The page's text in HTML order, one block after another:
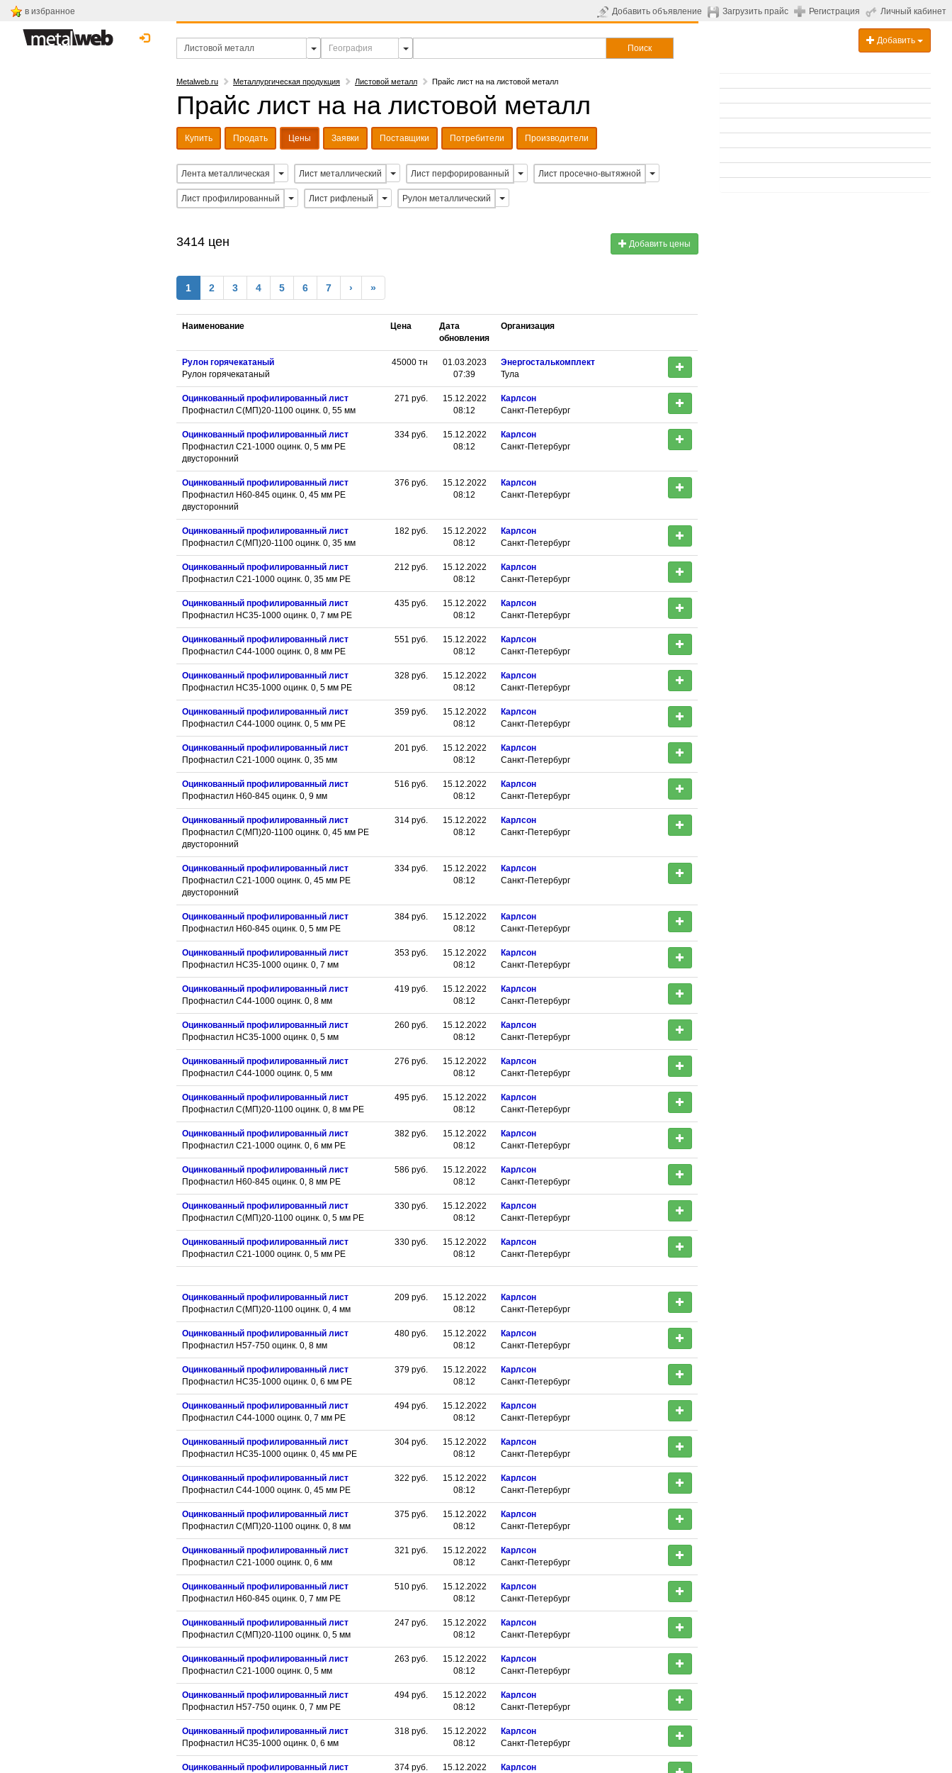
в избранное Добавить объявление Загрузить прайс Регистрация Личный кабинет
Поиск
Добавить
Metalweb.ru Металлургическая продукция Листовой металл Прайс лист на на листовой металл
Прайс лист на на листовой металл
Купить Продать Цены Заявки Поставщики Потребители Производители
Лента металлическая Лист металлический Лист перфорированный Лист просечно-вытяжной
Лист профилированный Лист рифленый Рулон металлический
3414 цен Добавить цены
1 2 3 4 5 6 7 › »
Наименование Цена
Дата
обновления
Организация
Рулон горячекатаный
Рулон горячекатаный
45000 тн
01.03.2023
07:39
Энергосталькомплект
Тула
Оцинкованный профилированный лист
Профнастил С(МП)20-1100 оцинк. 0, 55 мм
271 руб.
15.12.2022
08:12
Карлсон
Санкт-Петербург
Оцинкованный профилированный лист
Профнастил С21-1000 оцинк. 0, 5 мм РЕ
двусторонний
334 руб.
15.12.2022
08:12
Карлсон
Санкт-Петербург
Оцинкованный профилированный лист
Профнастил Н60-845 оцинк. 0, 45 мм РЕ
двусторонний
376 руб.
15.12.2022
08:12
Карлсон
Санкт-Петербург
Оцинкованный профилированный лист
Профнастил С(МП)20-1100 оцинк. 0, 35 мм
182 руб.
15.12.2022
08:12
Карлсон
Санкт-Петербург
Оцинкованный профилированный лист
Профнастил С21-1000 оцинк. 0, 35 мм РЕ
212 руб.
15.12.2022
08:12
Карлсон
Санкт-Петербург
Оцинкованный профилированный лист
Профнастил НС35-1000 оцинк. 0, 7 мм РЕ
435 руб.
15.12.2022
08:12
Карлсон
Санкт-Петербург
Оцинкованный профилированный лист
Профнастил С44-1000 оцинк. 0, 8 мм РЕ
551 руб.
15.12.2022
08:12
Карлсон
Санкт-Петербург
Оцинкованный профилированный лист
Профнастил НС35-1000 оцинк. 0, 5 мм РЕ
328 руб.
15.12.2022
08:12
Карлсон
Санкт-Петербург
Оцинкованный профилированный лист
Профнастил С44-1000 оцинк. 0, 5 мм РЕ
359 руб.
15.12.2022
08:12
Карлсон
Санкт-Петербург
Оцинкованный профилированный лист
Профнастил С21-1000 оцинк. 0, 35 мм
201 руб.
15.12.2022
08:12
Карлсон
Санкт-Петербург
Оцинкованный профилированный лист
Профнастил Н60-845 оцинк. 0, 9 мм
516 руб.
15.12.2022
08:12
Карлсон
Санкт-Петербург
Оцинкованный профилированный лист
Профнастил С(МП)20-1100 оцинк. 0, 45 мм РЕ
двусторонний
314 руб.
15.12.2022
08:12
Карлсон
Санкт-Петербург
Оцинкованный профилированный лист
Профнастил С21-1000 оцинк. 0, 45 мм РЕ
двусторонний
334 руб.
15.12.2022
08:12
Карлсон
Санкт-Петербург
Оцинкованный профилированный лист
Профнастил Н60-845 оцинк. 0, 5 мм РЕ
384 руб.
15.12.2022
08:12
Карлсон
Санкт-Петербург
Оцинкованный профилированный лист
Профнастил НС35-1000 оцинк. 0, 7 мм
353 руб.
15.12.2022
08:12
Карлсон
Санкт-Петербург
Оцинкованный профилированный лист
Профнастил С44-1000 оцинк. 0, 8 мм
419 руб.
15.12.2022
08:12
Карлсон
Санкт-Петербург
Оцинкованный профилированный лист
Профнастил НС35-1000 оцинк. 0, 5 мм
260 руб.
15.12.2022
08:12
Карлсон
Санкт-Петербург
Оцинкованный профилированный лист
Профнастил С44-1000 оцинк. 0, 5 мм
276 руб.
15.12.2022
08:12
Карлсон
Санкт-Петербург
Оцинкованный профилированный лист
Профнастил С(МП)20-1100 оцинк. 0, 8 мм РЕ
495 руб.
15.12.2022
08:12
Карлсон
Санкт-Петербург
Оцинкованный профилированный лист
Профнастил С21-1000 оцинк. 0, 6 мм РЕ
382 руб.
15.12.2022
08:12
Карлсон
Санкт-Петербург
Оцинкованный профилированный лист
Профнастил Н60-845 оцинк. 0, 8 мм РЕ
586 руб.
15.12.2022
08:12
Карлсон
Санкт-Петербург
Оцинкованный профилированный лист
Профнастил С(МП)20-1100 оцинк. 0, 5 мм РЕ
330 руб.
15.12.2022
08:12
Карлсон
Санкт-Петербург
Оцинкованный профилированный лист
Профнастил С21-1000 оцинк. 0, 5 мм РЕ
330 руб.
15.12.2022
08:12
Карлсон
Санкт-Петербург
Оцинкованный профилированный лист
Профнастил С(МП)20-1100 оцинк. 0, 4 мм
209 руб.
15.12.2022
08:12
Карлсон
Санкт-Петербург
Оцинкованный профилированный лист
Профнастил Н57-750 оцинк. 0, 8 мм
480 руб.
15.12.2022
08:12
Карлсон
Санкт-Петербург
Оцинкованный профилированный лист
Профнастил НС35-1000 оцинк. 0, 6 мм РЕ
379 руб.
15.12.2022
08:12
Карлсон
Санкт-Петербург
Оцинкованный профилированный лист
Профнастил С44-1000 оцинк. 0, 7 мм РЕ
494 руб.
15.12.2022
08:12
Карлсон
Санкт-Петербург
Оцинкованный профилированный лист
Профнастил НС35-1000 оцинк. 0, 45 мм РЕ
304 руб.
15.12.2022
08:12
Карлсон
Санкт-Петербург
Оцинкованный профилированный лист
Профнастил С44-1000 оцинк. 0, 45 мм РЕ
322 руб.
15.12.2022
08:12
Карлсон
Санкт-Петербург
Оцинкованный профилированный лист
Профнастил С(МП)20-1100 оцинк. 0, 8 мм
375 руб.
15.12.2022
08:12
Карлсон
Санкт-Петербург
Оцинкованный профилированный лист
Профнастил С21-1000 оцинк. 0, 6 мм
321 руб.
15.12.2022
08:12
Карлсон
Санкт-Петербург
Оцинкованный профилированный лист
Профнастил Н60-845 оцинк. 0, 7 мм РЕ
510 руб.
15.12.2022
08:12
Карлсон
Санкт-Петербург
Оцинкованный профилированный лист
Профнастил С(МП)20-1100 оцинк. 0, 5 мм
247 руб.
15.12.2022
08:12
Карлсон
Санкт-Петербург
Оцинкованный профилированный лист
Профнастил С21-1000 оцинк. 0, 5 мм
263 руб.
15.12.2022
08:12
Карлсон
Санкт-Петербург
Оцинкованный профилированный лист
Профнастил Н57-750 оцинк. 0, 7 мм РЕ
494 руб.
15.12.2022
08:12
Карлсон
Санкт-Петербург
Оцинкованный профилированный лист
Профнастил НС35-1000 оцинк. 0, 6 мм
318 руб.
15.12.2022
08:12
Карлсон
Санкт-Петербург
Оцинкованный профилированный лист
374 руб.
15.12.2022
Карлсон